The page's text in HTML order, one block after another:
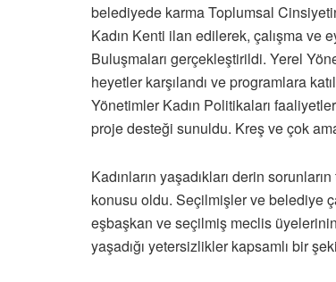
belediyede karma Toplumsal
Kadın Kenti ilan edilerek, çalışma ve
Buluşmaları gerçekleştirildi. Yerel
heyetler karşılandı ve programlara
Yönetimler Kadın Politikaları
proje desteği sunuldu. Kreş ve çok
Kadınların yaşadıkları derin
konusu oldu. Seçilmişler ve belediye
eşbaşkan ve seçilmiş meclis üyelerinin
yaşadığı yetersizlikler kapsamlı bir